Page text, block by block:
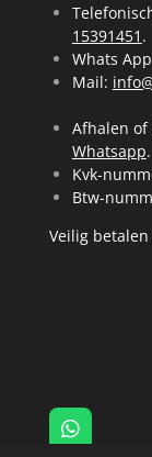
15391451
Mail:
Afhalen of
Whatsapp
Kvk-
Btw-
Veilig
W